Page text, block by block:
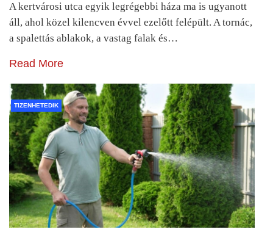
A kertvárosi utca egyik legrégebbi háza ma is ugyanott
áll, ahol közel kilencven évvel ezelőtt felépült. A tornác,
a spalettás ablakok, a vastag falak és…
Read More
TIZENHETEDIK